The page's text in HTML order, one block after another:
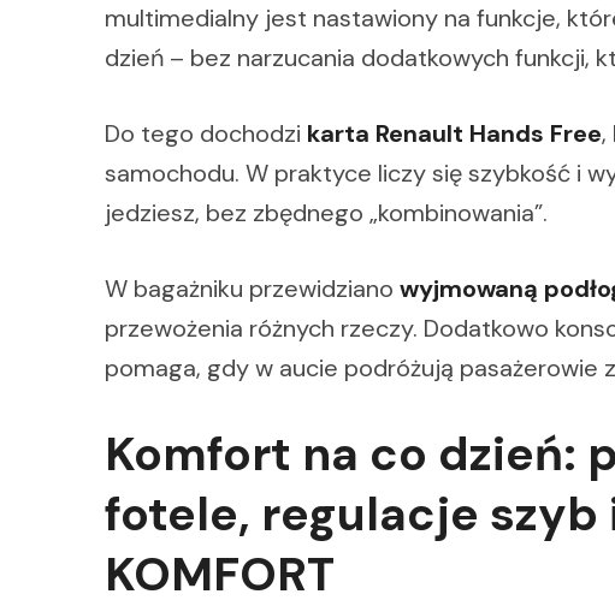
multimedialny jest nastawiony na funkcje,
dzień – bez narzucania dodatkowych funkcji,
Do tego dochodzi karta Renault Hands Free,
samochodu. W praktyce liczy się szybkość i
jedziesz, bez zbędnego „kombinowania”.
W bagażniku przewidziano wyjmowaną
przewożenia różnych rzeczy. Dodatkowo
pomaga, gdy w aucie podróżują pasażerowie
Komfort na co dzień:
fotele, regulacje szyb
KOMFORT